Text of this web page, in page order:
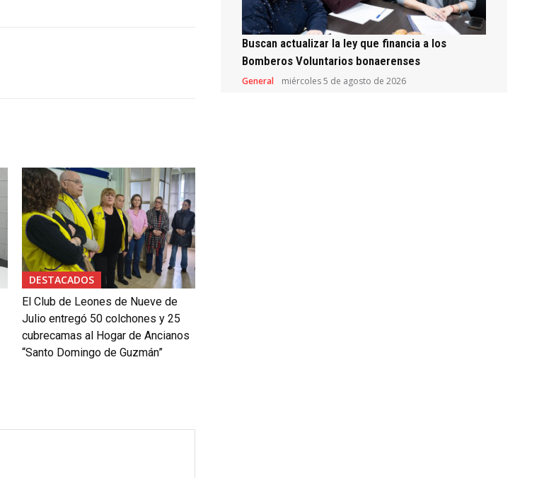
DESTACADOS
El Club de Leones de Nueve de
Julio entregó 50 colchones y 25
cubrecamas al Hogar de Ancianos
“Santo Domingo de Guzmán”
Buscan actualizar la ley que financia a los
Bomberos Voluntarios bonaerenses
General miércoles 5 de agosto de 2026